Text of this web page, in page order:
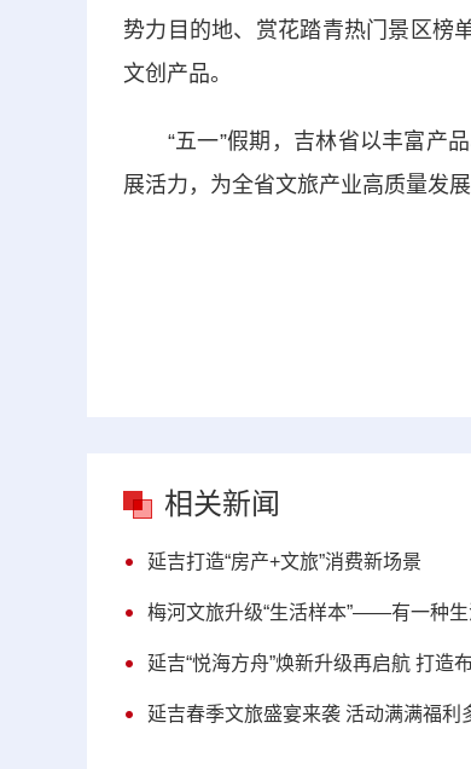
势力目的地、赏花踏青热门景区榜
文创产品。
“五一”假期，吉林省以丰富产品
展活力，为全省文旅产业高质量发
相关新闻
延吉打造“房产+文旅”消费新场景
梅河文旅升级“生活样本”——有一种生
延吉“悦海方舟”焕新升级再启航 打造
延吉春季文旅盛宴来袭 活动满满福利